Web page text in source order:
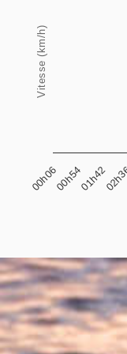
The chart has
The chart has
Vitesse (km/h)
00h0600h5401h42